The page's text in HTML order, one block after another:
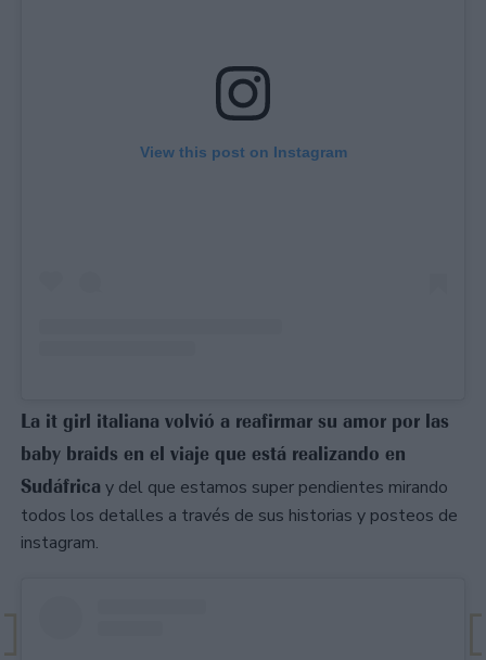
View this post on Instagram
La it girl italiana volvió a reafirmar su amor por las
baby braids en el viaje que está realizando en
Sudáfrica y del que estamos super pendientes mirando
todos los detalles a través de sus historias y posteos de
instagram.